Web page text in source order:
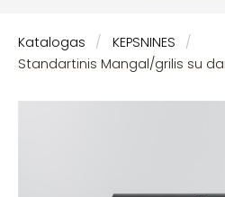
Katalogas
KEPSNINES
Standartinis Mangal/grilis su